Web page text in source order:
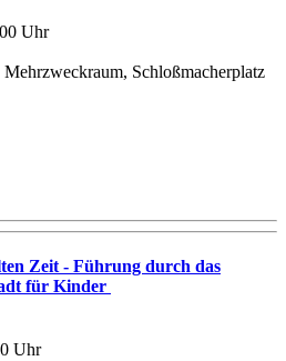
Uhr
Schloßmacherplatz
Zeit - Führung durch das
für Kinder
Uhr